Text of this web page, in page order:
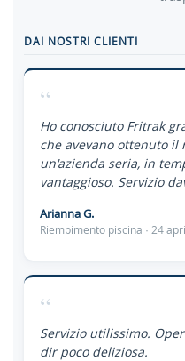
DAI NOSTRI CLIENTI
“
Ho conosciuto Fritrak
che avevano ottenuto
un'azienda seria, in
vantaggioso. Servizio
Arianna G.
Riempimento piscina · 24
“
Servizio utilissimo.
dir poco deliziosa.